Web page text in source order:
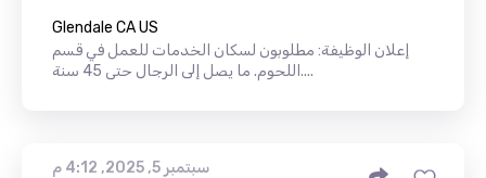
Glendale CA US
إعلان الوظيفة: مطلوبون لسكان الخدمات للعمل في قسم
اللحوم. ما يصل إلى الرجال حتى 45 سنة....
سبتمبر 5, 2025, 4:12 م